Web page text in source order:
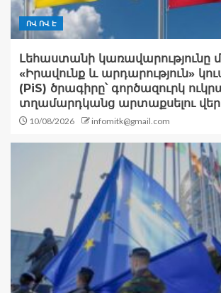
ՈՎ ՈՎ Է
Լեհաստանի կառավարությունը
«Իրավունք և արդարություն»
(PiS) ծրագիրը՝ գործազուրկ
տղամարդկանց արտաքսելու
10/08/2026 infomitk@gmail.com